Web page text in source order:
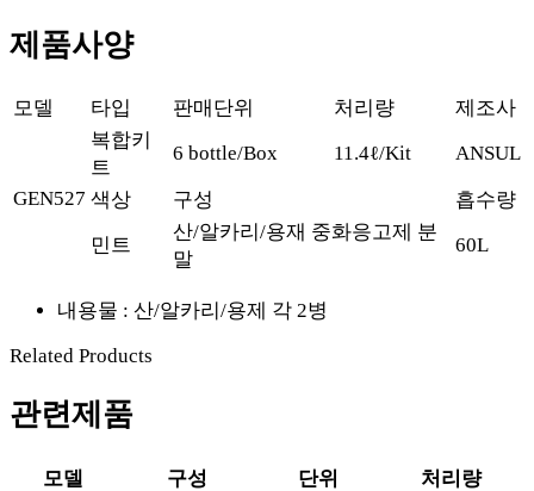
제품사양
모델 타입 판매단위 처리량 제조사
GEN527
복합키
트
6 bottle/Box 11.4ℓ/Kit ANSUL
색상 구성
흡수량
민트
산/알카리/용재 중화응고제 분
말
60L
내용물 : 산/알카리/용제 각 2병
Related Products
관련제품
모델 구성 단위 처리량